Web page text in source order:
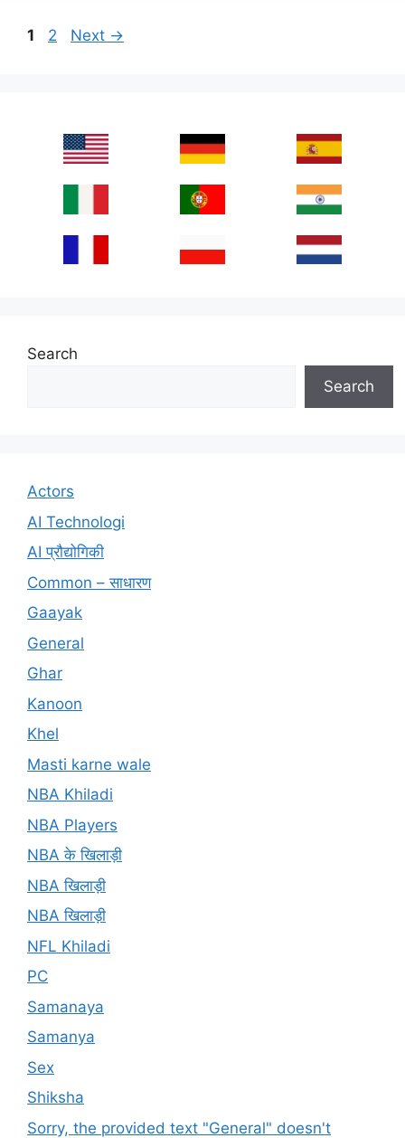
Page
1 Page
2 Next →
Search
Search
Actors
AI Technologi
AI प्रौद्योगिकी
Common – साधारण
Gaayak
General
Ghar
Kanoon
Khel
Masti karne wale
NBA Khiladi
NBA Players
NBA के खिलाड़ी
NBA खिलाड़ी
NBA खिलाड़ी
NFL Khiladi
PC
Samanaya
Samanya
Sex
Shiksha
Sorry, the provided text "General" doesn't